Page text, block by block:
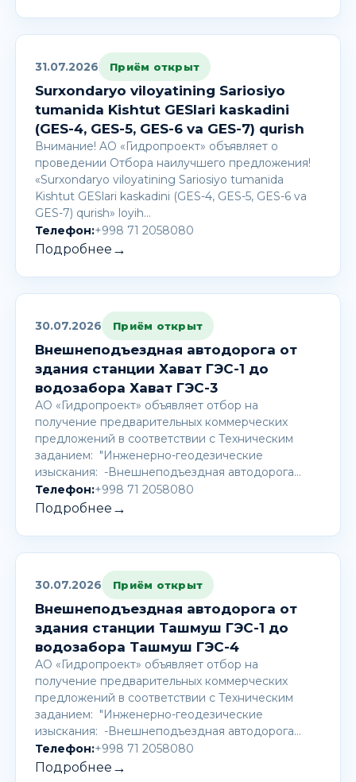
31.07.2026 Приём открыт
Surxondaryo viloyatining Sariosiyo
tumanida Kishtut GESlari kaskadini
(GES-4, GES-5, GES-6 va GES-7) qurish
Внимание! AО «Гидропроект» объявляет о
проведении Отбора наилучшего предложения!
«Surxondaryo viloyatining Sariosiyo tumanida
Kishtut GESlari kaskadini (GES-4, GES-5, GES-6 va
GES-7) qurish» loyih…
Телефон:+998 71 2058080
Подробнее →
30.07.2026 Приём открыт
Внешнеподъездная автодорога от
здания станции Хават ГЭС-1 до
водозабора Хават ГЭС-3
АО «Гидропроект» объявляет отбор на
получение предварительных коммерческих
предложений в соответствии с Техническим
заданием: "Инженерно-геодезические
изыскания: -Внешнеподъездная автодорога…
Телефон:+998 71 2058080
Подробнее →
30.07.2026 Приём открыт
Внешнеподъездная автодорога от
здания станции Ташмуш ГЭС-1 до
водозабора Ташмуш ГЭС-4
АО «Гидропроект» объявляет отбор на
получение предварительных коммерческих
предложений в соответствии с Техническим
заданием: "Инженерно-геодезические
изыскания: -Внешнеподъездная автодорога…
Телефон:+998 71 2058080
Подробнее →